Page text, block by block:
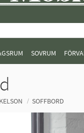
SOVRUM
SOFFBORD